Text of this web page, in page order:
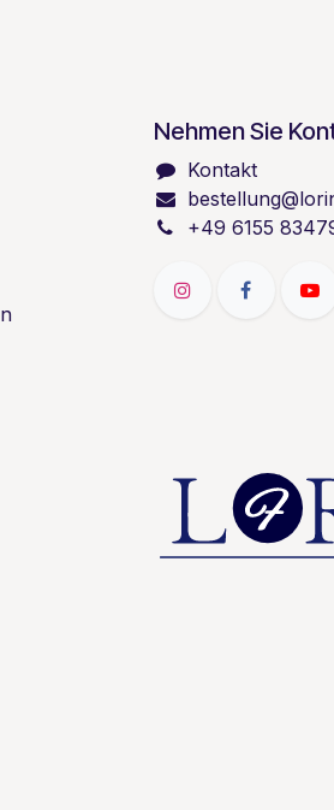
Nehmen Sie
Kontakt
+49 6155